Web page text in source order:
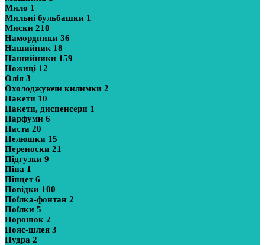
Мило 1
Мильні бульбашки 1
Миски 210
Намордники 36
Нашийник 18
Нашийники 159
Ножиці 12
Олія 3
Охолоджуючи килимки 2
Пакети 10
Пакети, диспенсери 1
Парфуми 6
Паста 20
Пелюшки 15
Переноски 21
Підгузки 9
Піна 1
Пінцет6
Повідки 100
Поїлка-фонтан 2
Поїлки 5
Порошок 2
Пояс-шлея 3
Пудра 2